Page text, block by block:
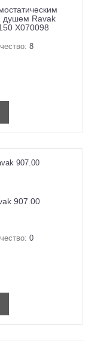
душем Ravak
X070098
8
907.00
0